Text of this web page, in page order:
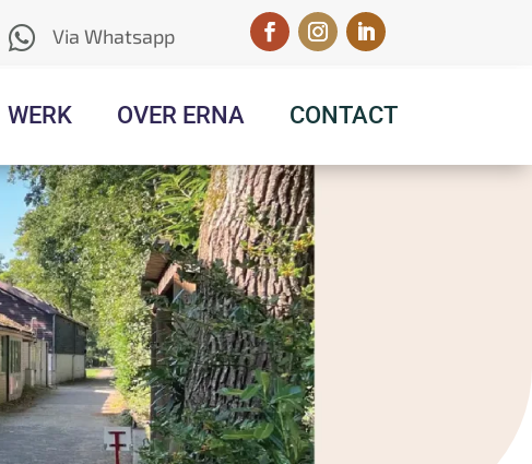
 Via Whatsapp
WERK OVER ERNA CONTACT